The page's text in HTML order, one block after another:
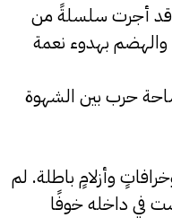
قد أجرت سلسلةً من
والهضم بهدوء نعمة
حرب بين الشهوة
وأزلامٍ باطلة. لم
في داخله خوفًا